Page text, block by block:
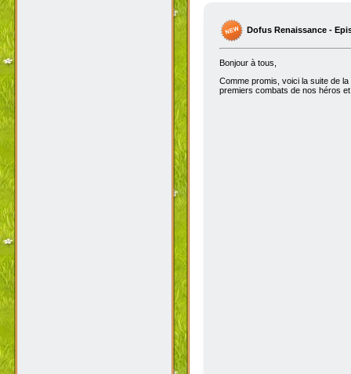
Dofus Renaissance -
Bonjour à tous,
Comme promis, voici la suite de
premiers combats de nos héros